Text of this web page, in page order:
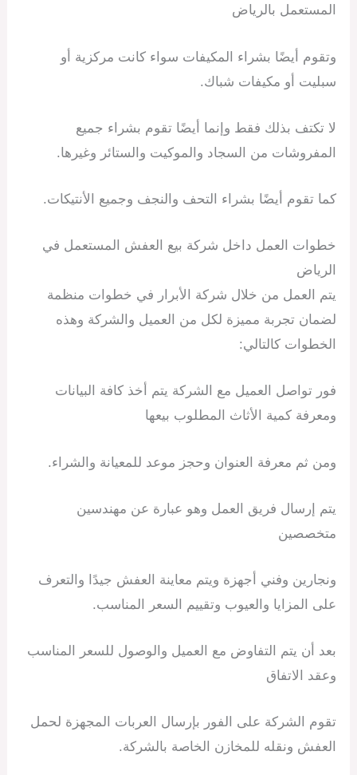
المستعمل بالرياض
وتقوم أيضًا بشراء المكيفات سواء كانت مركزية أو
سبليت أو مكيفات شباك.
لا تكتف بذلك فقط وإنما أيضًا تقوم بشراء جميع
المفروشات من السجاد والموكيت والستائر وغيرها.
كما تقوم أيضًا بشراء التحف والنجف وجميع الأنتيكات.
خطوات العمل داخل شركة بيع العفش المستعمل في
الرياض
يتم العمل من خلال شركة الأبرار في خطوات منظمة
لضمان تجربة مميزة لكل من العميل والشركة وهذه
الخطوات كالتالي:
فور تواصل العميل مع الشركة يتم أخذ كافة البيانات
ومعرفة كمية الأثاث المطلوب بيعها
ومن ثم معرفة العنوان وحجز موعد للمعيانة والشراء.
يتم إرسال فريق العمل وهو عبارة عن مهندسين
متخصصين
ونجارين وفني أجهزة ويتم معاينة العفش جيدًا والتعرف
على المزايا والعيوب وتقييم السعر المناسب.
بعد أن يتم التفاوض مع العميل والوصول للسعر المناسب
وعقد الاتفاق
تقوم الشركة على الفور بإرسال العربات المجهزة لحمل
العفش ونقله للمخازن الخاصة بالشركة.